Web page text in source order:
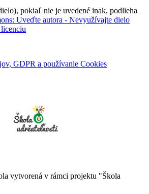
pokiaľ nie je uvedené inak, podlieha
Uveďte autora - Nevyužívajte dielo
GDPR a používanie Cookies
vytvorená v rámci projektu "Škola